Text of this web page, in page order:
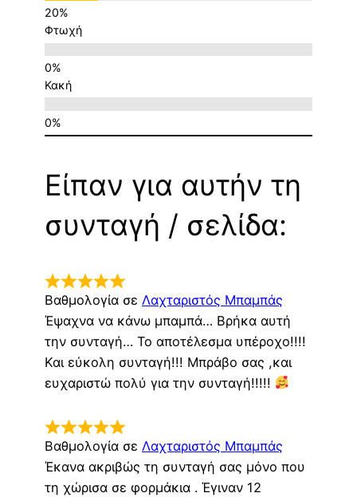
Φτωχή
Κακή
Είπαν για αυτήν τη
συνταγή / σελίδα:
Βαθμολογία σε Λαχταριστός Μπαμπάς
Έψαχνα να κάνω μπαμπά… Βρήκα αυτή
την συνταγή… Το αποτέλεσμα υπέροχο!!!!
Και εύκολη συνταγή!!! Μπράβο σας ,και
ευχαριστώ πολύ για την συνταγή!!!!!
Βαθμολογία σε Λαχταριστός Μπαμπάς
Έκανα ακριβώς τη συνταγή σας μόνο που
τη χώρισα σε φορμάκια . Έγιναν 12